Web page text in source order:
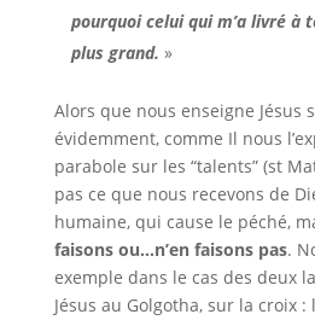
pourquoi celui qui m’a livré à
plus grand. »
Alors que nous enseigne Jésus
évidemment, comme Il nous
parabole sur les “talents” (st
pas ce que nous recevons de
humaine, qui cause le péché,
faisons ou…n’en faisons pas.
exemple dans le cas des deux
Jésus au Golgotha, sur la croix :